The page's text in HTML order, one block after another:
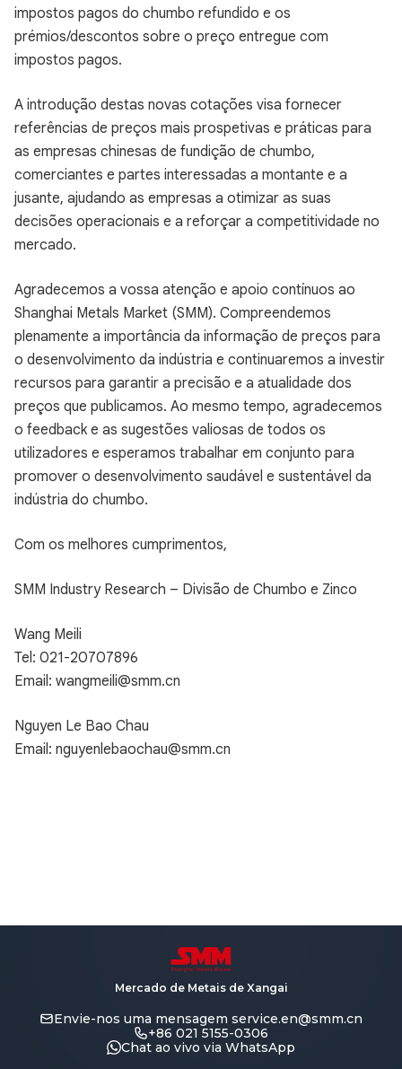
impostos pagos do chumbo refundido e os
prémios/descontos sobre o preço entregue com
impostos pagos.
A introdução destas novas cotações visa fornecer
referências de preços mais prospetivas e práticas para
as empresas chinesas de fundição de chumbo,
comerciantes e partes interessadas a montante e a
jusante, ajudando as empresas a otimizar as suas
decisões operacionais e a reforçar a competitividade no
mercado.
Agradecemos a vossa atenção e apoio contínuos ao
Shanghai Metals Market (SMM). Compreendemos
plenamente a importância da informação de preços para
o desenvolvimento da indústria e continuaremos a investir
recursos para garantir a precisão e a atualidade dos
preços que publicamos. Ao mesmo tempo, agradecemos
o feedback e as sugestões valiosas de todos os
utilizadores e esperamos trabalhar em conjunto para
promover o desenvolvimento saudável e sustentável da
indústria do chumbo.
Com os melhores cumprimentos,
SMM Industry Research – Divisão de Chumbo e Zinco
Wang Meili
Tel: 021-20707896
Email: wangmeili@smm.cn
Nguyen Le Bao Chau
Email: nguyenlebaochau@smm.cn
Mercado de Metais de Xangai
Envie-nos uma mensagem service.en@smm.cn
+86 021 5155-0306
Chat ao vivo via WhatsApp